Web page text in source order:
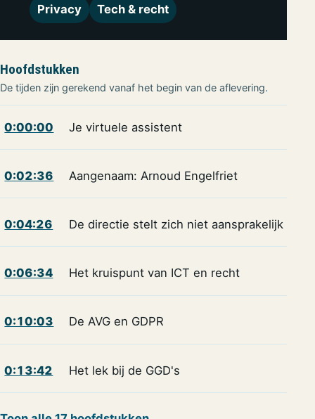
Privacy Tech & recht
Hoofdstukken
De tijden zijn gerekend vanaf het begin van de aflevering.
0:00:00 Je virtuele assistent
0:02:36 Aangenaam: Arnoud Engelfriet
0:04:26 De directie stelt zich niet aansprakelijk
0:06:34 Het kruispunt van ICT en recht
0:10:03 De AVG en GDPR
0:13:42 Het lek bij de GGD's